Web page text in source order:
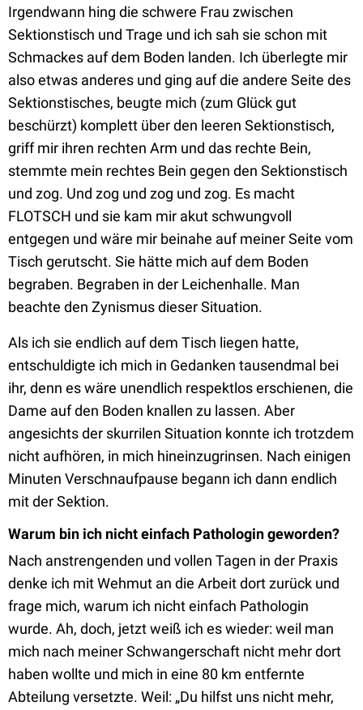
Irgendwann hing die schwere Frau zwischen
Sektionstisch und Trage und ich sah sie schon mit
Schmackes auf dem Boden landen. Ich überlegte mir
also etwas anderes und ging auf die andere Seite des
Sektionstisches, beugte mich (zum Glück gut
beschürzt) komplett über den leeren Sektionstisch,
griff mir ihren rechten Arm und das rechte Bein,
stemmte mein rechtes Bein gegen den Sektionstisch
und zog. Und zog und zog und zog. Es macht
FLOTSCH und sie kam mir akut schwungvoll
entgegen und wäre mir beinahe auf meiner Seite vom
Tisch gerutscht. Sie hätte mich auf dem Boden
begraben. Begraben in der Leichenhalle. Man
beachte den Zynismus dieser Situation.
Als ich sie endlich auf dem Tisch liegen hatte,
entschuldigte ich mich in Gedanken tausendmal bei
ihr, denn es wäre unendlich respektlos erschienen, die
Dame auf den Boden knallen zu lassen. Aber
angesichts der skurrilen Situation konnte ich trotzdem
nicht aufhören, in mich hineinzugrinsen. Nach einigen
Minuten Verschnaufpause begann ich dann endlich
mit der Sektion.
Warum bin ich nicht einfach Pathologin geworden?
Nach anstrengenden und vollen Tagen in der Praxis
denke ich mit Wehmut an die Arbeit dort zurück und
frage mich, warum ich nicht einfach Pathologin
wurde. Ah, doch, jetzt weiß ich es wieder: weil man
mich nach meiner Schwangerschaft nicht mehr dort
haben wollte und mich in eine 80 km entfernte
Abteilung versetzte. Weil: „Du hilfst uns nicht mehr,